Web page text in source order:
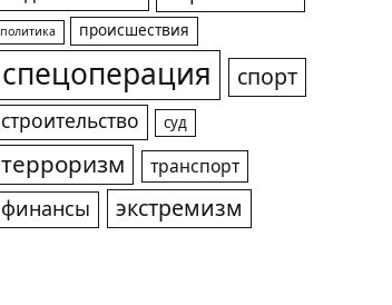
политика происшествия
спецоперация спорт
строительство суд
терроризм транспорт
финансы экстремизм